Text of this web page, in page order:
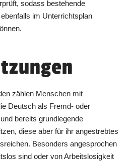
sodass bestehende
im Unterrichtsplan
zählen Menschen mit
Deutsch als Fremd- oder
bereits grundlegende
diese aber für ihr angestrebtes
Besonders angesprochen
sind oder von Arbeitslosigkeit